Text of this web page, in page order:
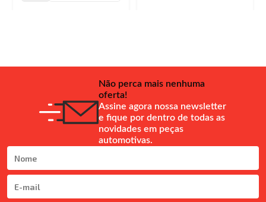
Não perca mais nenhuma
oferta!
Assine agora nossa newsletter
e fique por dentro de todas as
novidades em peças
automotivas.